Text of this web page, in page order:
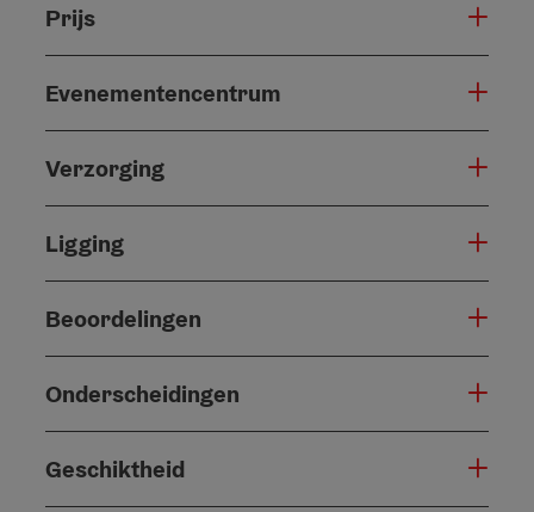
Prijs
Evenementencentrum
Verzorging
Ligging
Beoordelingen
Onderscheidingen
Geschiktheid